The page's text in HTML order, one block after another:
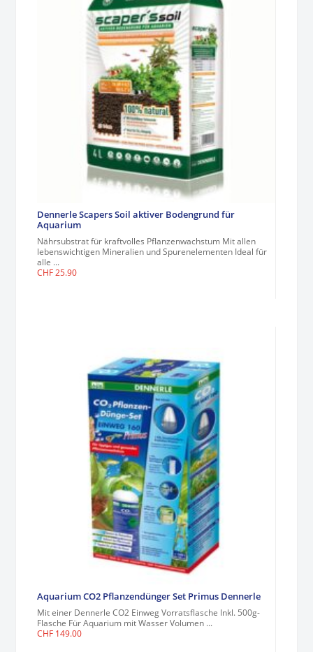
Dennerle Scapers Soil aktiver Bodengrund für
Aquarium
Nährsubstrat für kraftvolles Pflanzenwachstum Mit allen
lebenswichtigen Mineralien und Spurenelementen Ideal für
alle ...
CHF25.90
Aquarium CO2 Pflanzendünger Set Primus Dennerle
Mit einer Dennerle CO2 Einweg Vorratsflasche Inkl. 500g-
Flasche Für Aquarium mit Wasser Volumen ...
CHF 149.00